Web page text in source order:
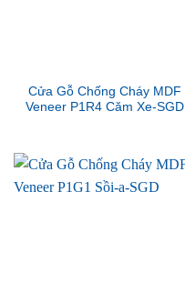
Cửa Gỗ Chống Cháy MDF
Veneer P1R4 Căm Xe-SGD